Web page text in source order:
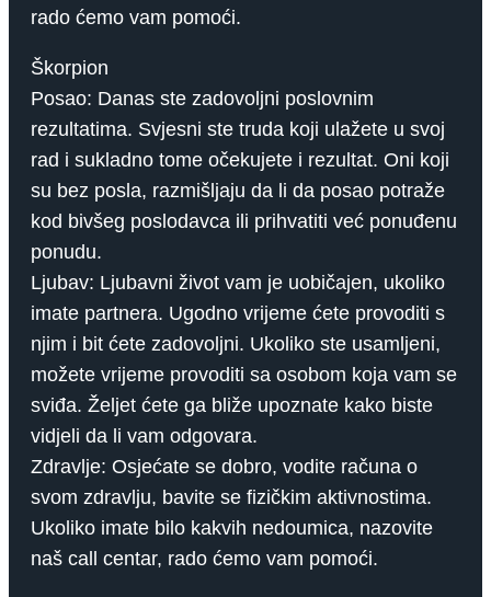
rado ćemo vam pomoći.
Škorpion
Posao: Danas ste zadovoljni poslovnim
rezultatima. Svjesni ste truda koji ulažete u svoj
rad i sukladno tome očekujete i rezultat. Oni koji
su bez posla, razmišljaju da li da posao potraže
kod bivšeg poslodavca ili prihvatiti već ponuđenu
ponudu.
Ljubav: Ljubavni život vam je uobičajen, ukoliko
imate partnera. Ugodno vrijeme ćete provoditi s
njim i bit ćete zadovoljni. Ukoliko ste usamljeni,
možete vrijeme provoditi sa osobom koja vam se
sviđa. Željet ćete ga bliže upoznate kako biste
vidjeli da li vam odgovara.
Zdravlje: Osjećate se dobro, vodite računa o
svom zdravlju, bavite se fizičkim aktivnostima.
Ukoliko imate bilo kakvih nedoumica, nazovite
naš call centar, rado ćemo vam pomoći.